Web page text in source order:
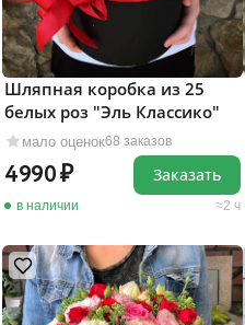
мало оценок68 заказов
Шляпная коробка из 25
белых роз "Эль Классико"
4990
в наличии 2 ч
Заказать